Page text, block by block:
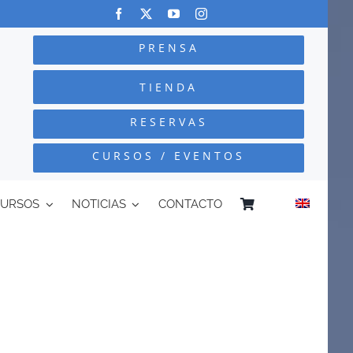
PRENSA
TIENDA
RESERVAS
CURSOS / EVENTOS
NOTICIAS CONTACTO